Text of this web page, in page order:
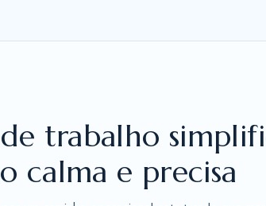
trabalho
calma e precisa